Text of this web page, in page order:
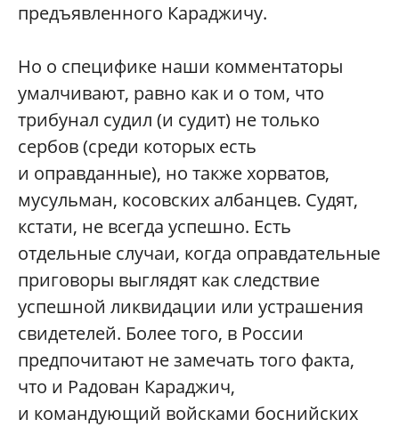
предъявленного Караджичу.
Но о специфике наши комментаторы
умалчивают, равно как и о том, что
трибунал судил (и судит) не только
сербов (среди которых есть
и оправданные), но также хорватов,
мусульман, косовских албанцев. Судят,
кстати, не всегда успешно. Есть
отдельные случаи, когда оправдательные
приговоры выглядят как следствие
успешной ликвидации или устрашения
свидетелей. Более того, в России
предпочитают не замечать того факта,
что и Радован Караджич,
и командующий войсками боснийских